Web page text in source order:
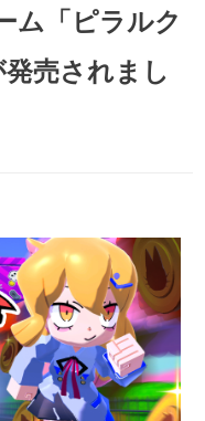
ム「ピラルク
売されまし